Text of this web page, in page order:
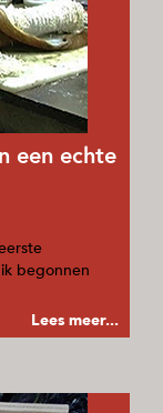
een echte
begonnen
Lees meer...